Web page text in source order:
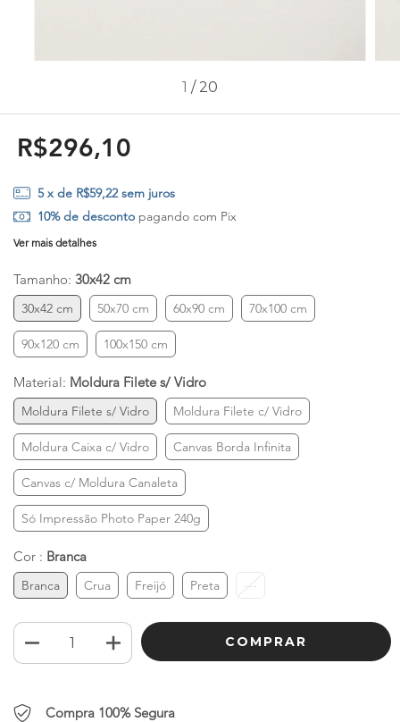
1 / 20
R$296,10
5 x de R$59,22 sem juros
10% de descontopagando com Pix
Ver mais detalhes
Tamanho: 30x42 cm
30x42 cm 50x70 cm 60x90 cm 70x100 cm
90x120 cm 100x150 cm
Material: Moldura Filete s/ Vidro
Moldura Filete s/ Vidro Moldura Filete c/ Vidro
Moldura Caixa c/ Vidro Canvas Borda Infinita
Canvas c/ Moldura Canaleta
Só Impressão Photo Paper 240g
Cor : Branca
Branca Crua Freijó Preta ---
Compra 100% Segura